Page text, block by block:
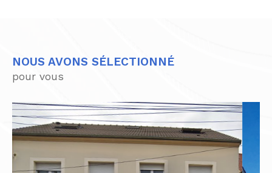
NOUS AVONS SÉLECTIONNÉ
pour vous